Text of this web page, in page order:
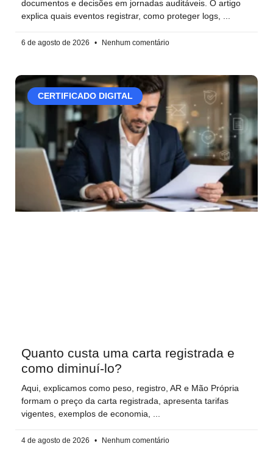
documentos e decisões em jornadas auditáveis. O artigo
explica quais eventos registrar, como proteger logs,
6 de agosto de 2026 Nenhum comentário
CERTIFICADO DIGITAL
Quanto custa uma carta registrada e
como diminuí-lo?
Aqui, explicamos como peso, registro, AR e Mão Própria
formam o preço da carta registrada, apresenta tarifas
vigentes, exemplos de economia,
4 de agosto de 2026 Nenhum comentário